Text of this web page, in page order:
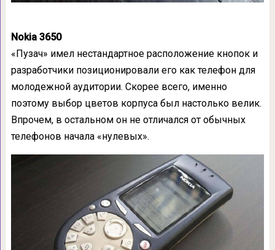
Nokia 3650
«Пузач» имел нестандартное расположение кнопок и
разработчики позиционировали его как телефон для
молодежной аудитории. Скорее всего, именно
поэтому выбор цветов корпуса был настолько велик.
Впрочем, в остальном он не отличался от обычных
телефонов начала «нулевых».